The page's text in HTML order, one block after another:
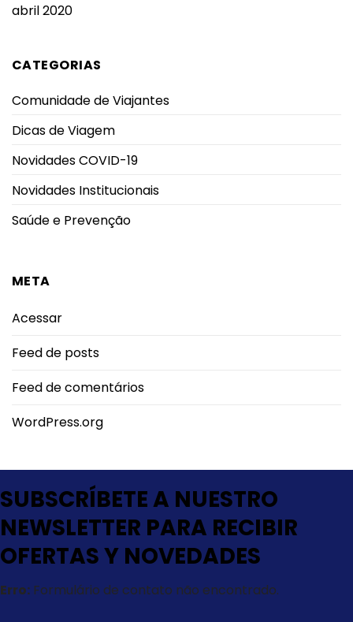
abril 2020
CATEGORIAS
Comunidade de Viajantes
Dicas de Viagem
Novidades COVID-19
Novidades Institucionais
Saúde e Prevenção
META
Acessar
Feed de posts
Feed de comentários
WordPress.org
SUBSCRÍBETE A NUESTRO
NEWSLETTER PARA RECIBIR
OFERTAS Y NOVEDADES
Erro: Formulário de contato não encontrado.